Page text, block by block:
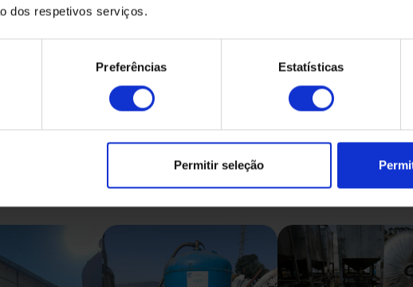
dos respetivos serviços.
Preferências Estatísticas
Permitir seleção
Produtos Relacionados